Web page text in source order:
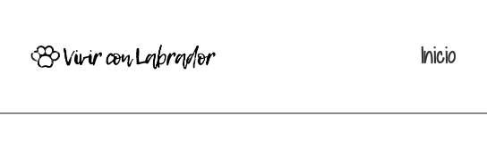
Inicio